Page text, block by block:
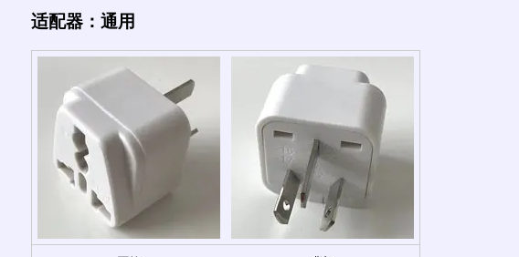
适配器：通用